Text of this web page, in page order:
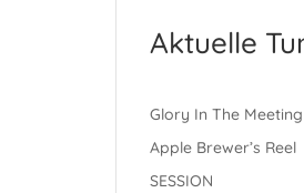
Aktuelle
Glory In The
Apple Brewer’s Reel
SESSION